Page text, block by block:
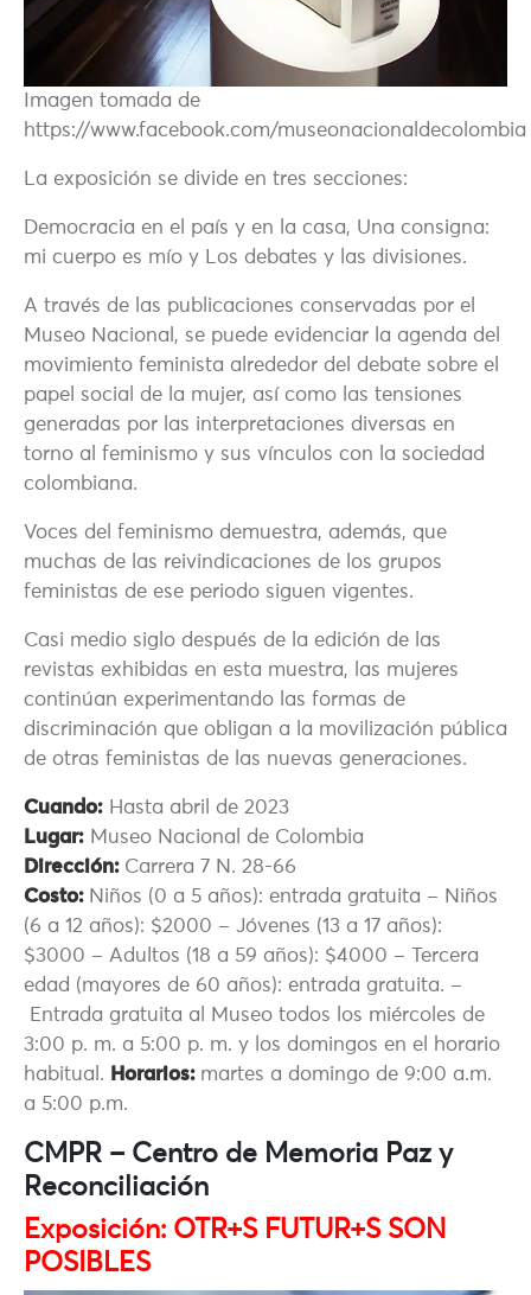
Imagen tomada de
https://www.facebook.com/museonacionaldecolombia
La exposición se divide en tres secciones:
Democracia en el país y en la casa, Una consigna:
mi cuerpo es mío y Los debates y las divisiones.
A través de las publicaciones conservadas por el
Museo Nacional, se puede evidenciar la agenda del
movimiento feminista alrededor del debate sobre el
papel social de la mujer, así como las tensiones
generadas por las interpretaciones diversas en
torno al feminismo y sus vínculos con la sociedad
colombiana.
Voces del feminismo demuestra, además, que
muchas de las reivindicaciones de los grupos
feministas de ese periodo siguen vigentes.
Casi medio siglo después de la edición de las
revistas exhibidas en esta muestra, las mujeres
continúan experimentando las formas de
discriminación que obligan a la movilización pública
de otras feministas de las nuevas generaciones.
Cuando: Hasta abril de 2023
Lugar: Museo Nacional de Colombia
Dirección: Carrera 7 N. 28-66
Costo: Niños (0 a 5 años): entrada gratuita – Niños
(6 a 12 años): $2000 – Jóvenes (13 a 17 años):
$3000 – Adultos (18 a 59 años): $4000 – Tercera
edad (mayores de 60 años): entrada gratuita. –
Entrada gratuita al Museo todos los miércoles de
3:00 p. m. a 5:00 p. m. y los domingos en el horario
habitual. Horarios: martes a domingo de 9:00 a.m.
a 5:00 p.m.
CMPR – Centro de Memoria Paz y
Reconciliación
Exposición: OTR+S FUTUR+S SON
POSIBLES